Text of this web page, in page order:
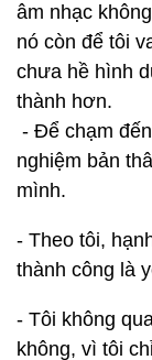
âm nhạc
nó còn để tôi
chưa hề hình
thành hơn.
- Để chạm
nghiệm bản
mình.
- Theo tôi,
thành công là
- Tôi không
không, vì tôi